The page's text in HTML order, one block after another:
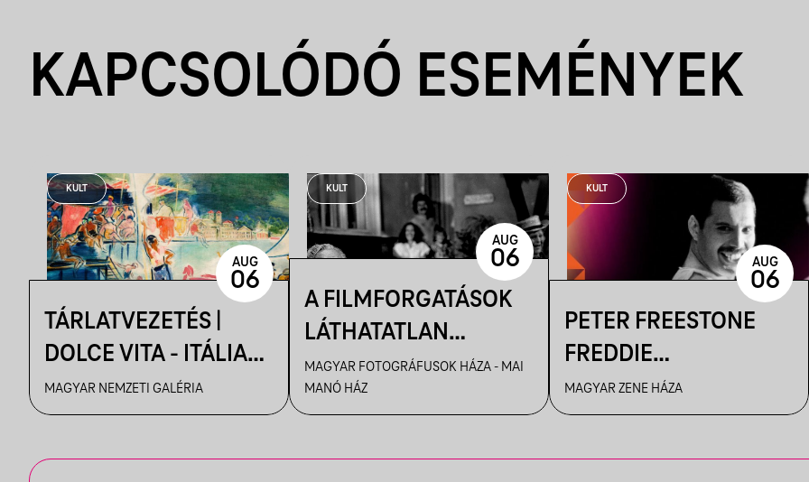
KAPCSOLÓDÓ ESEMÉNYEK
KULT
TÁRLATVEZETÉS |
DOLCE VITA - ITÁLIA
ÉLMÉNYE A MAGYAR
MŰVÉSZETBEN
MAGYAR NEMZETI GALÉRIA
AUG
06
KULT
A FILMFORGATÁSOK
LÁTHATATLAN
KRÓNIKÁSAI – KENDE
TAMÁS FILMFOTÓS
FELVÉTEL! CÍMŰ
MAGYAR FOTOGRÁFUSOK HÁZA - MAI
MANÓ HÁZ
AUG
06
KULT
PETER FREESTONE
FREDDIE
TÁRLATVEZETÉSEI
ANGOLUL
MAGYAR ZENE HÁZA
AUG
06